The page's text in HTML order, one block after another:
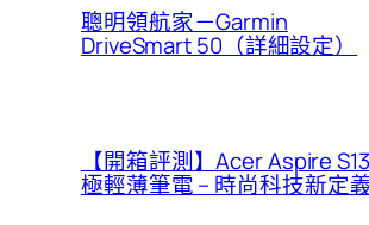
聰明領航家－Garmin
DriveSmart 50（詳細設定）
【開箱評測】Acer Aspire S13
極輕薄筆電 – 時尚科技新定